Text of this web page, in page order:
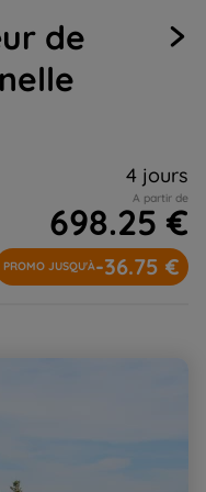
de
4 jours
A partir de
698.25 €
PROMO JUSQU'À-36.75 €